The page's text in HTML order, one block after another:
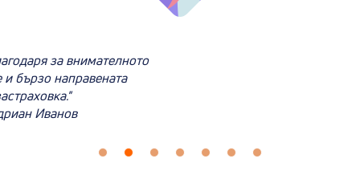
за внимателното
бързо направената
Иванов